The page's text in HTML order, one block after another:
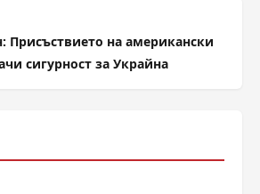
Присъствието на американски
сигурност за Украйна